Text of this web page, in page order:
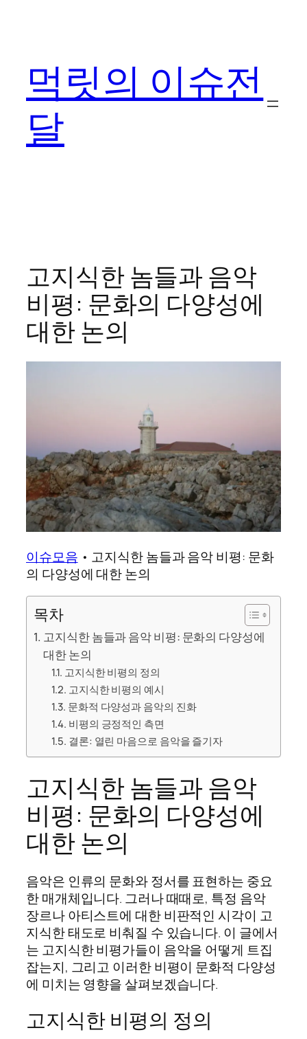
먹릿의 이슈전
달
고지식한 놈들과 음악
비평: 문화의 다양성에
대한 논의
이슈모음 • 고지식한 놈들과 음악 비평: 문화
의 다양성에 대한 논의
목차
고지식한 놈들과 음악 비평: 문화의 다양성에
대한 논의
고지식한 비평의 정의
고지식한 비평의 예시
문화적 다양성과 음악의 진화
비평의 긍정적인 측면
결론: 열린 마음으로 음악을 즐기자
고지식한 놈들과 음악
비평: 문화의 다양성에
대한 논의
음악은 인류의 문화와 정서를 표현하는 중요
한 매개체입니다. 그러나 때때로, 특정 음악
장르나 아티스트에 대한 비판적인 시각이 고
지식한 태도로 비춰질 수 있습니다. 이 글에서
는 고지식한 비평가들이 음악을 어떻게 트집
잡는지, 그리고 이러한 비평이 문화적 다양성
에 미치는 영향을 살펴보겠습니다.
고지식한 비평의 정의